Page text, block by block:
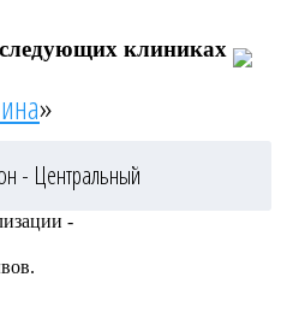
клиниках
»
- Центральный
-